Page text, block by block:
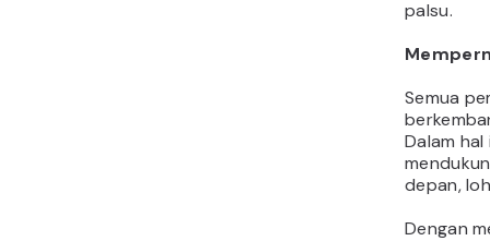
palsu.
Semua
Dalam
depan,
Dengan